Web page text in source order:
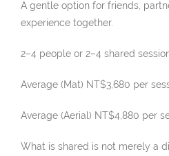
A gentle option for friends,
experience together.
2–4 people or 2–4 shared
Average (Mat) NT$3,680 per
Average (Aerial) NT$4,880 per
What is shared is not merely a